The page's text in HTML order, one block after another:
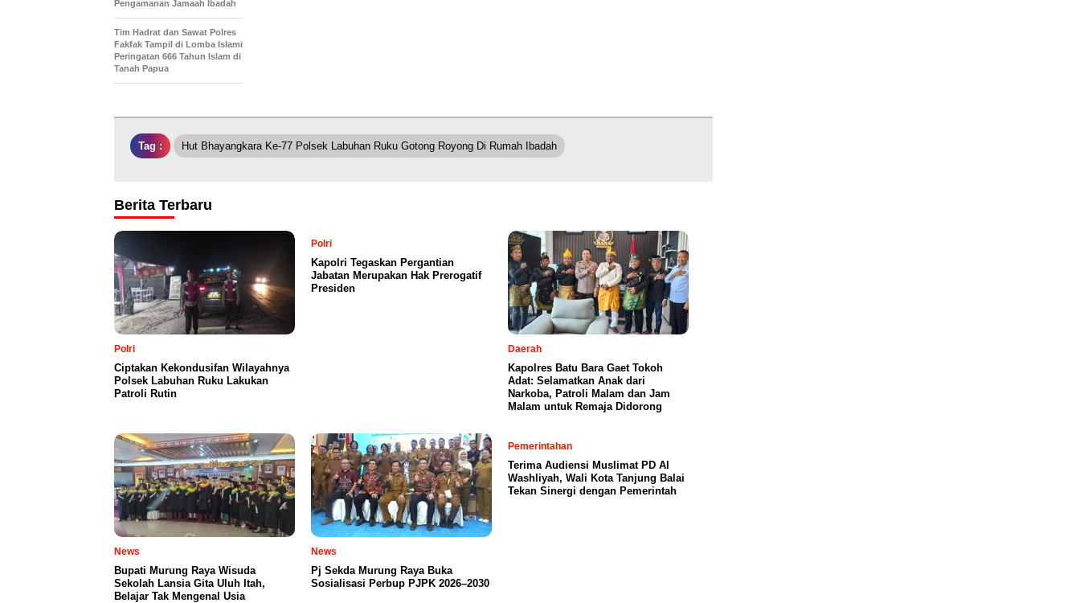
Pengamanan Jamaah Ibadah
Tim Hadrat dan Sawat Polres
Fakfak Tampil di Lomba Islami
Peringatan 666 Tahun Islam di
Tanah Papua
Tag : Hut Bhayangkara Ke-77 Polsek Labuhan Ruku Gotong Royong Di Rumah Ibadah
Berita Terbaru
Polri
Ciptakan Kekondusifan Wilayahnya
Polsek Labuhan Ruku Lakukan
Patroli Rutin
Polri
Kapolri Tegaskan Pergantian
Jabatan Merupakan Hak Prerogatif
Presiden
Daerah
Kapolres Batu Bara Gaet Tokoh
Adat: Selamatkan Anak dari
Narkoba, Patroli Malam dan Jam
Malam untuk Remaja Didorong
News
Bupati Murung Raya Wisuda
Sekolah Lansia Gita Uluh Itah,
Belajar Tak Mengenal Usia
News
Pj Sekda Murung Raya Buka
Sosialisasi Perbup PJPK 2026–2030
Pemerintahan
Terima Audiensi Muslimat PD Al
Washliyah, Wali Kota Tanjung Balai
Tekan Sinergi dengan Pemerintah